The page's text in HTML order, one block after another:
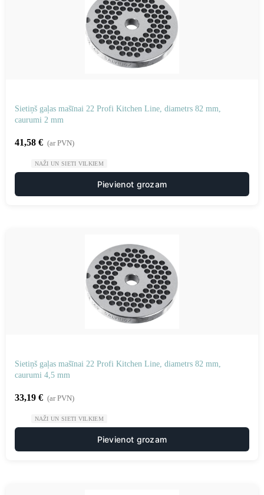
Sietiņš gaļas mašīnai 22 Profi Kitchen Line, diametrs 82 mm,
caurumi 2 mm
41,58 € (ar PVN)
NAŽI UN SIETI VILKIEM
Pievienot grozam
Sietiņš gaļas mašīnai 22 Profi Kitchen Line, diametrs 82 mm,
caurumi 4,5 mm
33,19 € (ar PVN)
NAŽI UN SIETI VILKIEM
Pievienot grozam